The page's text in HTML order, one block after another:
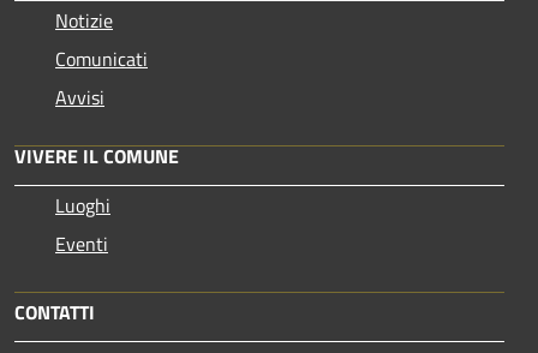
Notizie
Comunicati
Avvisi
VIVERE IL COMUNE
Luoghi
Eventi
CONTATTI